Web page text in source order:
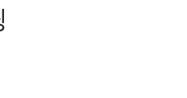
자동화·매크로 프로그램을 개발해드